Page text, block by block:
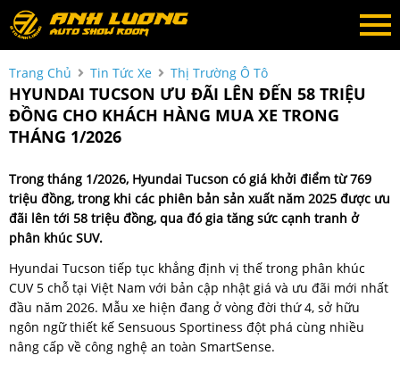
Trang Chủ Tin Tức Xe Thị Trường Ô Tô
HYUNDAI TUCSON ƯU ĐÃI LÊN ĐẾN 58 TRIỆU
ĐỒNG CHO KHÁCH HÀNG MUA XE TRONG
THÁNG 1/2026
Trong tháng 1/2026, Hyundai Tucson có giá khởi điểm từ 769
triệu đồng, trong khi các phiên bản sản xuất năm 2025 được ưu
đãi lên tới 58 triệu đồng, qua đó gia tăng sức cạnh tranh ở
phân khúc SUV.
Hyundai Tucson tiếp tục khẳng định vị thế trong phân khúc
CUV 5 chỗ tại Việt Nam với bản cập nhật giá và ưu đãi mới nhất
đầu năm 2026. Mẫu xe hiện đang ở vòng đời thứ 4, sở hữu
ngôn ngữ thiết kế Sensuous Sportiness đột phá cùng nhiều
nâng cấp về công nghệ an toàn SmartSense.